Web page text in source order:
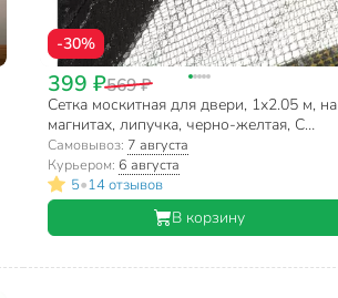
-30%
399 ₽569 ₽
Сетка москитная для двери, 1х2.05 м, на
магнитах, липучка, черно-желтая, С
герберами, YTMN003, коробка
Самовывоз: 7 августа
Курьером: 6 августа
5•14 отзывов
В корзину